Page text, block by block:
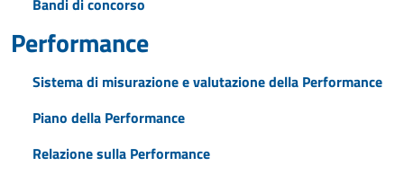
Bandi di concorso
Performance
Sistema di misurazione e valutazione della Performance
Piano della Performance
Relazione sulla Performance